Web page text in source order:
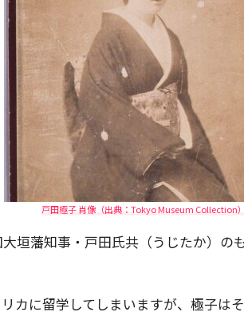
戸田極子 肖像（出典：Tokyo Museum Collection）
垣藩知事・戸田氏共（うじたか）の
カに留学してしまいますが、極子は